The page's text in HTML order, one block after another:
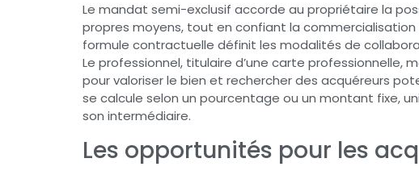
Le mandat semi-exclusif accorde au propriétaire la
propres moyens, tout en confiant la
formule contractuelle définit les modalités de
Le professionnel, titulaire d’une carte
pour valoriser le bien et rechercher des acquéreurs
se calcule selon un pourcentage ou un montant fixe,
son intermédiaire.
Les opportunités pour les